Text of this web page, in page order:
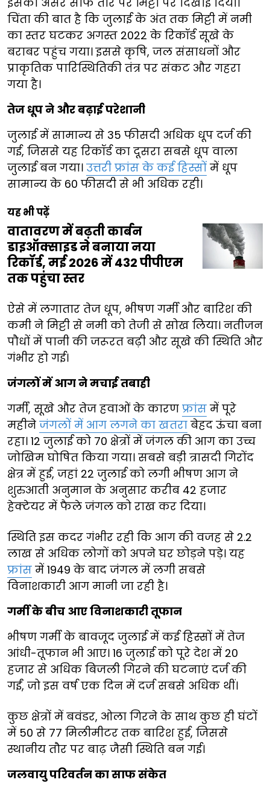
चिंता की बात है कि जुलाई के अंत तक मिट्टी में नमी
का स्तर घटकर अगस्त 2022 के रिकॉर्ड सूखे के
बराबर पहुंच गया। इससे कृषि, जल संसाधनों और
प्राकृतिक पारिस्थितिकी तंत्र पर संकट और गहरा
गया है।
तेज धूप ने और बढ़ाई परेशानी
जुलाई में सामान्य से 35 फीसदी अधिक धूप दर्ज की
गई, जिससे यह रिकॉर्ड का दूसरा सबसे धूप वाला
जुलाई बन गया। उत्तरी फ्रांस के कई हिस्सों में धूप
सामान्य के 60 फीसदी से भी अधिक रही।
यह भी पढ़ें
वातावरण में बढ़ती कार्बन
डाइऑक्साइड ने बनाया नया
रिकॉर्ड, मई 2026 में 432 पीपीएम
तक पहुंचा स्तर
ऐसे में लगातार तेज धूप, भीषण गर्मी और बारिश की
कमी ने मिट्टी से नमी को तेजी से सोख लिया। नतीजन
पौधों में पानी की जरूरत बढ़ी और सूखे की स्थिति और
गंभीर हो गई।
जंगलों में आग ने मचाई तबाही
गर्मी, सूखे और तेज हवाओं के कारण फ्रांस में पूरे
महीने जंगलों में आग लगने का खतरा बेहद ऊंचा बना
रहा। 12 जुलाई को 70 क्षेत्रों में जंगल की आग का उच्च
जोखिम घोषित किया गया। सबसे बड़ी त्रासदी गिरोंद
क्षेत्र में हुई, जहां 22 जुलाई को लगी भीषण आग ने
शुरुआती अनुमान के अनुसार करीब 42 हजार
हेक्टेयर में फैले जंगल को राख कर दिया।
स्थिति इस कदर गंभीर रही कि आग की वजह से 2.2
लाख से अधिक लोगों को अपने घर छोड़ने पड़े। यह
फ्रांस में 1949 के बाद जंगल में लगी सबसे
विनाशकारी आग मानी जा रही है।
गर्मी के बीच आए विनाशकारी तूफान
भीषण गर्मी के बावजूद जुलाई में कई हिस्सों में तेज
आंधी-तूफान भी आए। 16 जुलाई को पूरे देश में 20
हजार से अधिक बिजली गिरने की घटनाएं दर्ज की
गईं, जो इस वर्ष एक दिन में दर्ज सबसे अधिक थीं।
कुछ क्षेत्रों में बवंडर, ओला गिरने के साथ कुछ ही घंटों
में 50 से 77 मिलीमीटर तक बारिश हुई, जिससे
स्थानीय तौर पर बाढ़ जैसी स्थिति बन गई।
जलवायु परिवर्तन का साफ संकेत